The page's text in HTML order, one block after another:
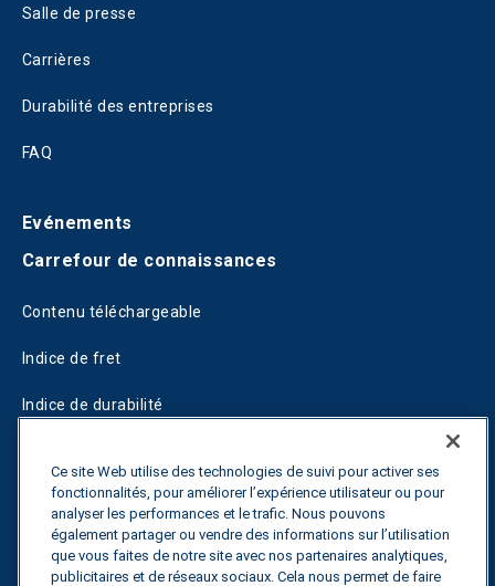
Salle de presse
Carrières
Durabilité des entreprises
FAQ
Evénements
Carrefour de connaissances
Contenu téléchargeable
Indice de fret
Indice de durabilité
Guides
Fuel Savings Calculator
Ce site Web utilise des technologies de suivi pour activer ses
fonctionnalités, pour améliorer l’expérience utilisateur ou pour
analyser les performances et le trafic. Nous pouvons
également partager ou vendre des informations sur l’utilisation
que vous faites de notre site avec nos partenaires analytiques,
publicitaires et de réseaux sociaux. Cela nous permet de faire